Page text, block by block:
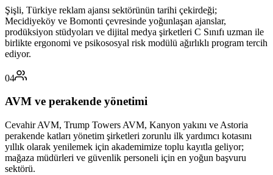
Şişli, Türkiye reklam ajansı sektörünün tarihi çekirdeği;
Mecidiyeköy ve Bomonti çevresinde yoğunlaşan ajanslar,
prodüksiyon stüdyoları ve dijital medya şirketleri C Sınıfı uzman ile
birlikte ergonomi ve psikososyal risk modülü ağırlıklı program tercih
ediyor.
04
AVM ve perakende yönetimi
Cevahir AVM, Trump Towers AVM, Kanyon yakını ve Astoria
perakende katları yönetim şirketleri zorunlu ilk yardımcı kotasını
yıllık olarak yenilemek için akademimize toplu kayıtla geliyor;
mağaza müdürleri ve güvenlik personeli için en yoğun başvuru
sektörü.